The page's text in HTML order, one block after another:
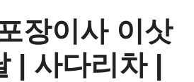
장이사 이삿
| 사다리차 |